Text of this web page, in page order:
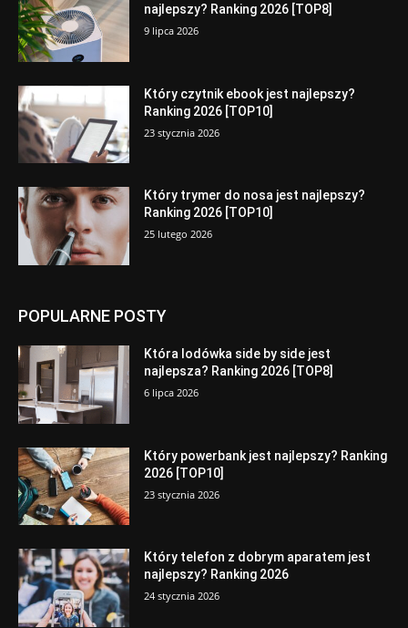
najlepszy? Ranking 2026 [TOP8]
9 lipca 2026
Który czytnik ebook jest najlepszy?
Ranking 2026 [TOP10]
23 stycznia 2026
Który trymer do nosa jest najlepszy?
Ranking 2026 [TOP10]
25 lutego 2026
POPULARNE POSTY
Która lodówka side by side jest
najlepsza? Ranking 2026 [TOP8]
6 lipca 2026
Który powerbank jest najlepszy? Ranking
2026 [TOP10]
23 stycznia 2026
Który telefon z dobrym aparatem jest
najlepszy? Ranking 2026
24 stycznia 2026